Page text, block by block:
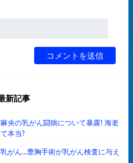
新記事
央の乳がん闘病について暴露! 海老
本当?
がん…豊胸手術が乳がん検査に与え